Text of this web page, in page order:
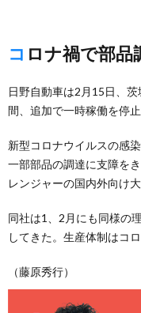
コロナ禍で部
日野自動車は2月15日、
間、追加で一時稼働を停
新型コロナウイルスの感
一部部品の調達に支障を
レンジャーの国内外向け
同社は1、2月にも同様の
してきた。生産体制はコ
（藤原秀行）